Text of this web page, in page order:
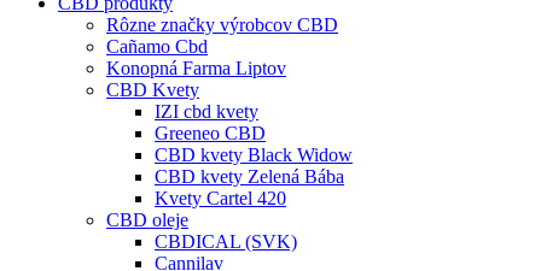
Rôzne značky výrobcov CBD
Cañamo Cbd
Konopná Farma Liptov
CBD Kvety
IZI cbd kvety
Greeneo CBD
CBD kvety Black Widow
CBD kvety Zelená Bába
Kvety Cartel 420
CBD oleje
CBDICAL (SVK)
Cannilav